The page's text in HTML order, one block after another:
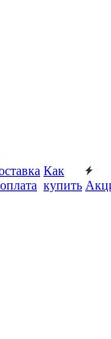
Как
купить